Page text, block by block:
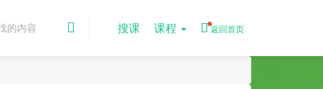
搜课 课程 返回首页